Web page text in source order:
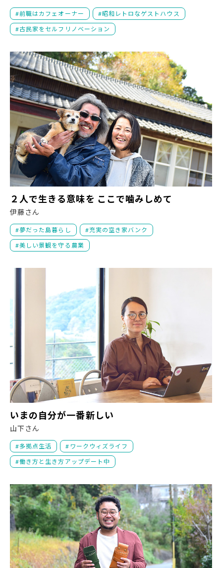
前職はカフェオーナー 昭和レトロなゲストハウス
古民家をセルフリノベーション
２人で生きる意味を ここで噛みしめて
伊藤さん
夢だった島暮らし 充実の空き家バンク
美しい景観を守る農業
いまの自分が一番新しい
山下さん
多拠点生活 ワークウィズライフ
働き方と生き方アップデート中